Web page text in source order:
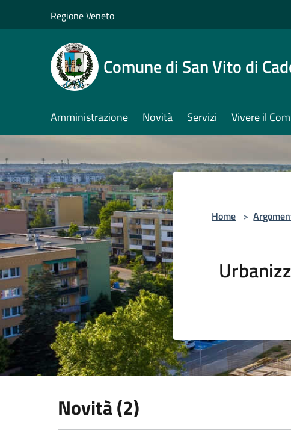
Regione Veneto
Comune di San Vito di
Amministrazione Novità Servizi Vivere il
Home >
Novità (2)